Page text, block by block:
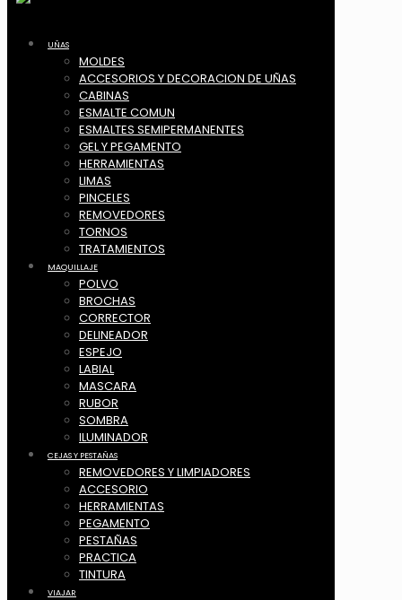
UÑAS
MOLDES
ACCESORIOS Y DECORACION DE UÑAS
CABINAS
ESMALTE COMUN
ESMALTES SEMIPERMANENTES
GEL Y PEGAMENTO
HERRAMIENTAS
LIMAS
PINCELES
REMOVEDORES
TORNOS
TRATAMIENTOS
MAQUILLAJE
POLVO
BROCHAS
CORRECTOR
DELINEADOR
ESPEJO
LABIAL
MASCARA
RUBOR
SOMBRA
ILUMINADOR
CEJAS Y PESTAÑAS
REMOVEDORES Y LIMPIADORES
ACCESORIO
HERRAMIENTAS
PEGAMENTO
PESTAÑAS
PRACTICA
TINTURA
VIAJAR